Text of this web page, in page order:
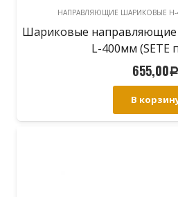
НАПРАВЛЯЮЩИЕ ШАРИКОВЫЕ H-
Шариковые
L-400мм (SETE
655,00Р
В